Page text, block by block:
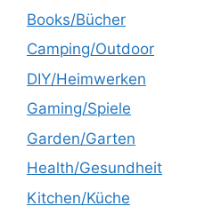
Books/Bücher
Camping/Outdoor
DIY/Heimwerken
Gaming/Spiele
Garden/Garten
Health/Gesundheit
Kitchen/Küche